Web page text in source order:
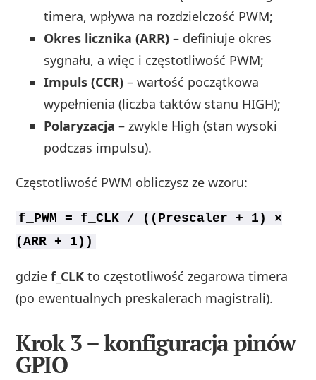
timera, wpływa na rozdzielczość PWM;
Okres licznika (ARR) – definiuje okres
sygnału, a więc i częstotliwość PWM;
Impuls (CCR) – wartość początkowa
wypełnienia (liczba taktów stanu HIGH);
Polaryzacja – zwykle High (stan wysoki
podczas impulsu).
Częstotliwość PWM obliczysz ze wzoru:
f_PWM = f_CLK / ((Prescaler + 1) ×
(ARR + 1))
gdzief_CLK to częstotliwość zegarowa timera
(po ewentualnych preskalerach magistrali).
Krok 3 – konfiguracja pinów
GPIO